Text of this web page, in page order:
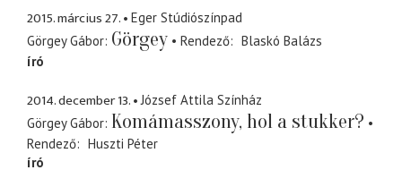
2015. március 27.
Eger Stúdiószínpad
Görgey Gábor Görgey Rendező
Blaskó Balázs
író
2014. december 13.
József Attila Színház
Görgey Gábor Komámasszony, hol a stukker?
Rendező
Huszti Péter
író